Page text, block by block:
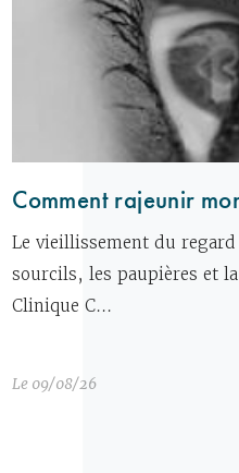
Comment rajeunir
Le vieillissement du
sourcils, les paupières et
Clinique C...
Le 09/08/26